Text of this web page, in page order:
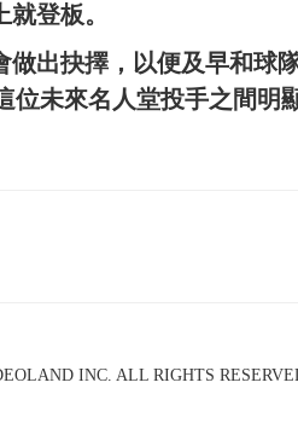
登板。
出抉擇，以便及早和球
未來名人堂投手之間明
INC. ALL RIGHTS